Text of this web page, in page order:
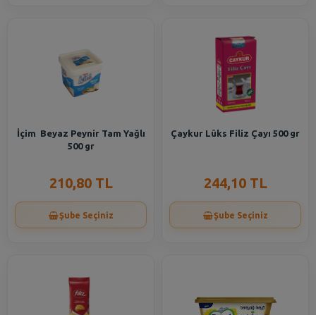
İçim Beyaz Peynir Tam Yağlı
500 gr
210,80 TL
Şube Seçiniz
Çaykur Lüks Filiz Çayı 500 gr
244,10 TL
Şube Seçiniz